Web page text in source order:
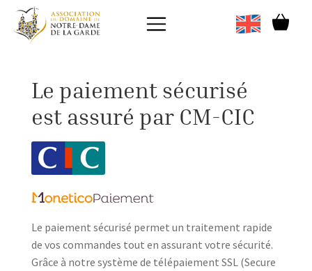
Le paiement sécurisé
est assuré par CM-CIC
Le paiement sécurisé permet un traitement rapide
de vos commandes tout en assurant votre sécurité.
Grâce à notre système de télépaiement SSL (Secure